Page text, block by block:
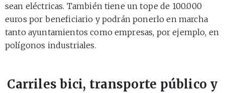
sean eléctricas. También tiene un tope de 100.000
euros por beneficiario y podrán ponerlo en marcha
tanto ayuntamientos como empresas, por ejemplo, en
polígonos industriales.
Carriles bici, transporte público y